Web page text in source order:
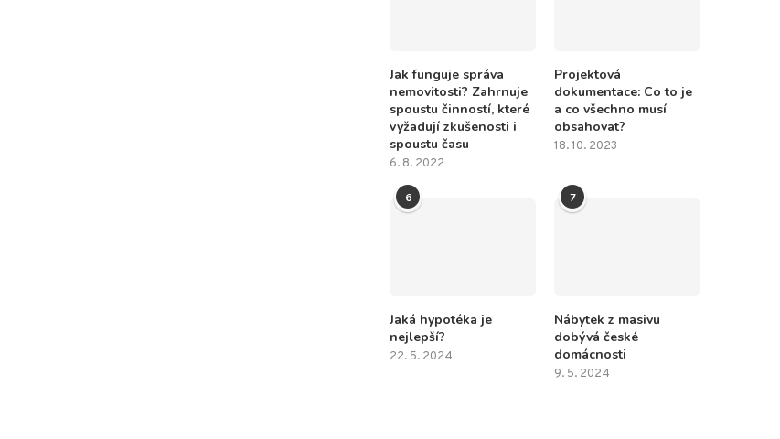
Jak funguje správa
nemovitosti? Zahrnuje
spoustu činností, které
vyžadují zkušenosti i
spoustu času
6. 8. 2022
Projektová
dokumentace: Co to je
a co všechno musí
obsahovat?
18. 10. 2023
6
Jaká hypotéka je
nejlepší?
22. 5. 2024
7
Nábytek z masivu
dobývá české
domácnosti
9. 5. 2024